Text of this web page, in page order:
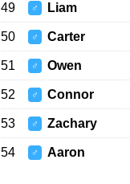
49 ♂ Liam
50 ♂ Carter
51 ♂ Owen
52 ♂ Connor
53 ♂ Zachary
54 ♂ Aaron